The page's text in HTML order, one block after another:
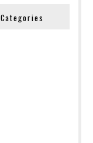
Categories